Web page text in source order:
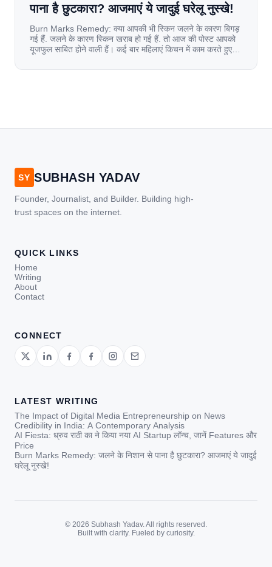
पाना है छुटकारा? आजमाएं ये जादुई घरेलू नुस्खे!
Burn Marks Remedy: क्या आपकी भी स्किन जलने के कारण बिगड़
गई हैं. जलने के कारण स्किन खराब हो गई हैं. तो आज की पोस्ट आपको
यूजफुल साबित होने वाली हैं। कई बार महिलाएं किचन में काम करते हुए
[…]
SY SUBHASH YADAV
Founder, Journalist, and Builder. Building high-
trust spaces on the internet.
QUICK LINKS
Home
Writing
About
Contact
CONNECT
LATEST WRITING
The Impact of Digital Media Entrepreneurship on News
Credibility in India: A Contemporary Analysis
AI Fiesta: ध्रुव राठी का ने किया नया AI Startup लॉन्च, जानें Features और
Price
Burn Marks Remedy: जलने के निशान से पाना है छुटकारा? आजमाएं ये जादुई
घरेलू नुस्खे!
© 2026 Subhash Yadav. All rights reserved.
Built with clarity. Fueled by curiosity.